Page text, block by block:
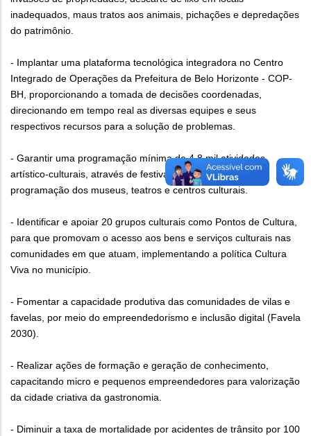
inadequados, maus tratos aos animais, pichações e depredações
do patrimônio.
- Implantar uma plataforma tecnológica integradora no Centro
Integrado de Operações da Prefeitura de Belo Horizonte - COP-
BH, proporcionando a tomada de decisões coordenadas,
direcionando em tempo real as diversas equipes e seus
respectivos recursos para a solução de problemas.
- Garantir uma programação mínima de 4,8 mil atividades
artístico-culturais, através de festivais, circuitos culturais,
programação dos museus, teatros e centros culturais.
- Identificar e apoiar 20 grupos culturais como Pontos de Cultura,
para que promovam o acesso aos bens e serviços culturais nas
comunidades em que atuam, implementando a política Cultura
Viva no município.
- Fomentar a capacidade produtiva das comunidades de vilas e
favelas, por meio do empreendedorismo e inclusão digital (Favela
2030).
- Realizar ações de formação e geração de conhecimento,
capacitando micro e pequenos empreendedores para valorização
da cidade criativa da gastronomia.
- Diminuir a taxa de mortalidade por acidentes de trânsito por 100